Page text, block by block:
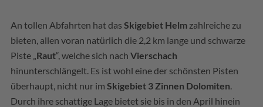
An tollen Abfahrten hat das Skigebiet Helm zahlreiche zu
bieten, allen voran natürlich die 2,2 km lange und schwarze
Piste „ Raut“, welche sich nach Vierschach
hinunterschlängelt. Es ist wohl eine der schönsten Pisten
überhaupt, nicht nur im Skigebiet 3 Zinnen Dolomiten
Durch ihre schattige Lage bietet sie bis in den April hinein